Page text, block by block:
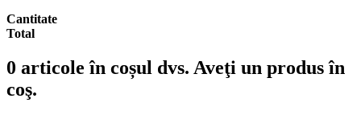
Cantitate
Total
0 articole în coșul dvs. Aveţi un produs în
coş.